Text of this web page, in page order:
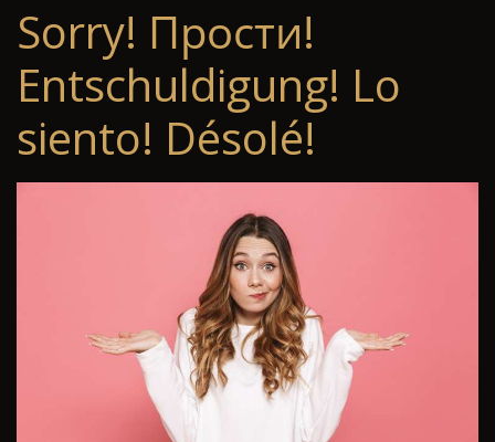
Sorry! Прости!
Entschuldigung! Lo
siento! Désolé!